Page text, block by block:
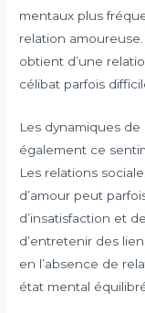
mentaux plus
relation
obtient d’une
célibat parfois
Les dynamiques
également ce
Les relations
d’amour peut
d’insatisfaction et
d’entretenir des
en l’absence de
état mental